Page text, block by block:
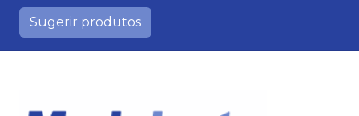
Sugerir produtos